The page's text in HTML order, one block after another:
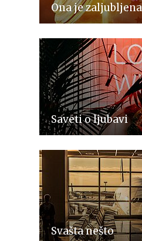
Ona je
Saveti o ljubavi
Svašta nešto